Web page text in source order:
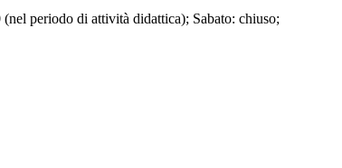
periodo di attività didattica); Sabato: chiuso;